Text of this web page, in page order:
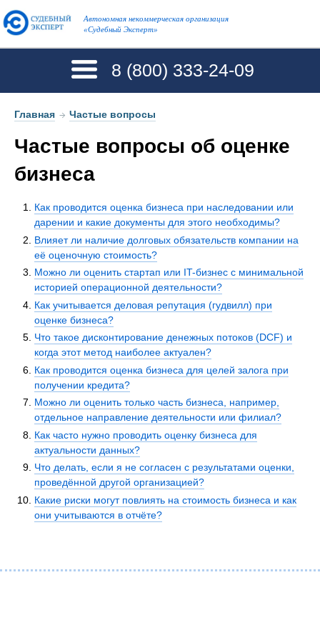
Автономная некоммерческая организация
«Судебный Эксперт»
8 (800) 333-24-09
Главная → Частые вопросы
Частые вопросы об оценке
бизнеса
Как проводится оценка бизнеса при наследовании или
дарении и какие документы для этого необходимы?
Влияет ли наличие долговых обязательств компании на
её оценочную стоимость?
Можно ли оценить стартап или IT-бизнес с минимальной
историей операционной деятельности?
Как учитывается деловая репутация (гудвилл) при
оценке бизнеса?
Что такое дисконтирование денежных потоков (DCF) и
когда этот метод наиболее актуален?
Как проводится оценка бизнеса для целей залога при
получении кредита?
Можно ли оценить только часть бизнеса, например,
отдельное направление деятельности или филиал?
Как часто нужно проводить оценку бизнеса для
актуальности данных?
Что делать, если я не согласен с результатами оценки,
проведённой другой организацией?
Какие риски могут повлиять на стоимость бизнеса и как
они учитываются в отчёте?